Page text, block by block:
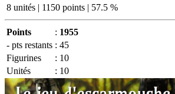
8 unités | 1150 points | 57.5 %
Points : 1955
- pts restants : 45
Figurines
: 10
Unités
: 10